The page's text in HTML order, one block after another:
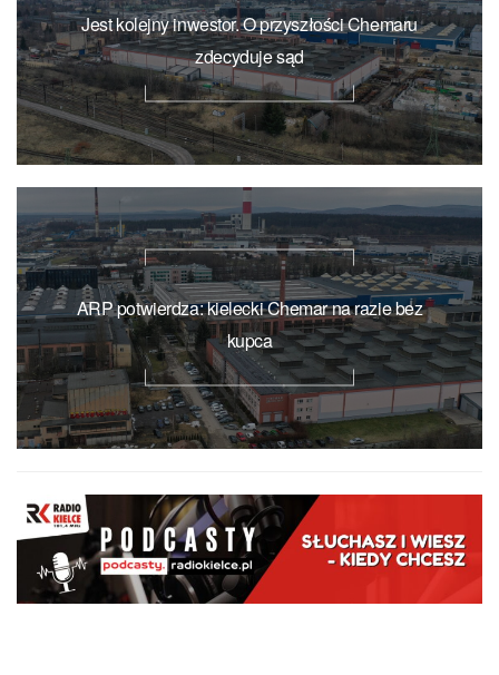
Jest kolejny inwestor. O przyszłości Chemaru
zdecyduje sąd
ARP potwierdza: kielecki Chemar na razie bez
kupca